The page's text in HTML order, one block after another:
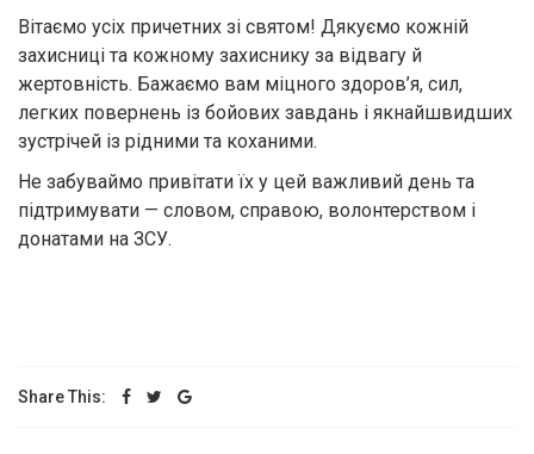
Вітаємо усіх причетних зі святом! Дякуємо кожній
захисниці та кожному захиснику за відвагу й
жертовність. Бажаємо вам міцного здоров’я, сил,
легких повернень із бойових завдань і якнайшвидших
зустрічей із рідними та коханими.
Не забуваймо привітати їх у цей важливий день та
підтримувати — словом, справою, волонтерством і
донатами на ЗСУ.
Share This: